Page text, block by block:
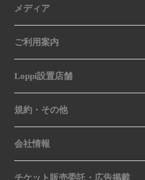
メディア
ご利用案内
Loppi設置店舗
規約・その他
会社情報
チケット販売委託・広告掲載